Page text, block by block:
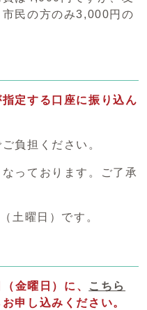
民の方のみ3,000円の
定する口座に振り込ん
負担ください。
っております。ご了承
土曜日）です。
金曜日）に、
こちら
申し込みください。